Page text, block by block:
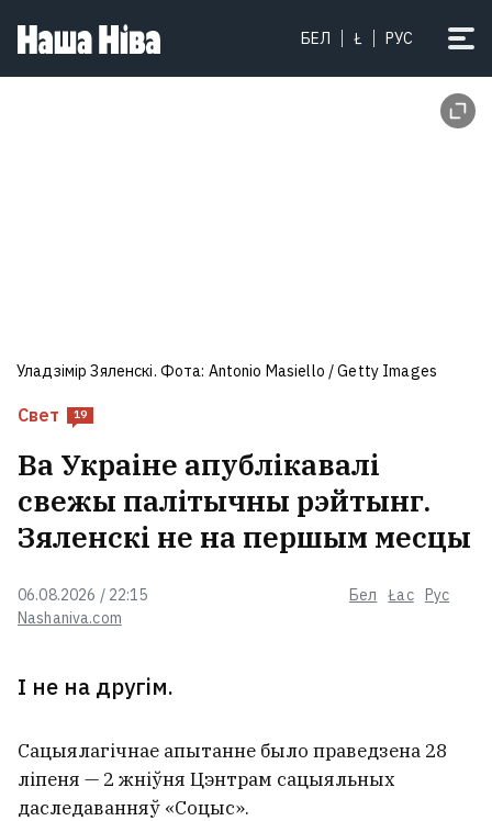
БЕЛ Ł РУС
Свет 19
Nashaniva.com
06.08.2026 / 22:15 Бел Łac Рус
Ва Украіне апублікавалі
свежы палітычны рэйтынг.
Зяленскі не на першым месцы
І не на другім.
Уладзімір Зяленскі. Фота: Antonio Masiello / Getty Images
Сацыялагічнае апытанне было праведзена 28
ліпеня — 2 жніўня Цэнтрам сацыяльных
даследаванняў «Соцыс».